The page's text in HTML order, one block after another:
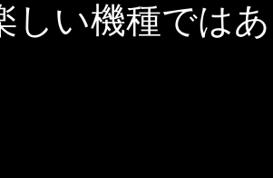
しい機種では